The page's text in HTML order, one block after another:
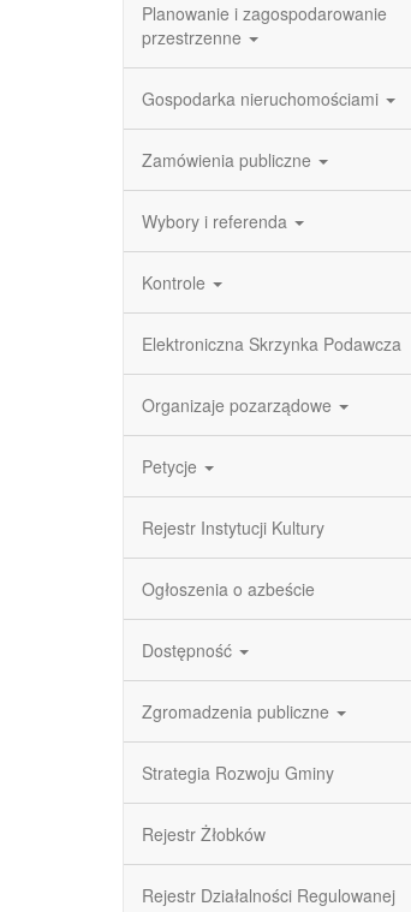
Planowanie i zagospodarowanie
przestrzenne
Gospodarka nieruchomościami
Zamówienia publiczne
Wybory i referenda
Kontrole
Elektroniczna Skrzynka Podawcza
Organizaje pozarządowe
Petycje
Rejestr Instytucji Kultury
Ogłoszenia o azbeście
Dostępność
Zgromadzenia publiczne
Strategia Rozwoju Gminy
Rejestr Żłobków
Rejestr Działalności Regulowanej